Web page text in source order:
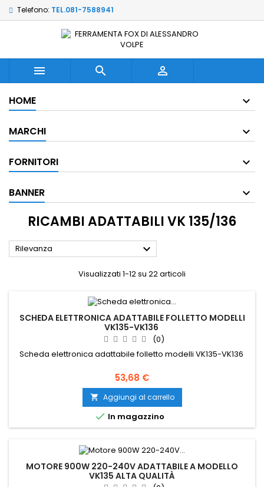
Telefono: TEL.081-7588941
  
HOME
MARCHI
FORNITORI
BANNER
RICAMBI ADATTABILI VK 135/136
Rilevanza 
Visualizzati 1-12 su 22 articoli
SCHEDA ELETTRONICA ADATTABILE FOLLETTO MODELLI
VK135-VK136
(0)
Scheda elettronica adattabile folletto modelli VK135-VK136
Prezzo
53,68 €
 Aggiungi al carrello
 In magazzino
MOTORE 900W 220-240V ADATTABILE A MODELLO
VK135 ALTA QUALITÀ